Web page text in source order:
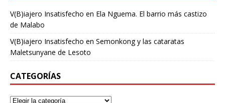
V(B)iajero Insatisfecho en Ela Nguema. El barrio más castizo
de Malabo
V(B)iajero Insatisfecho en Semonkong y las cataratas
Maletsunyane de Lesoto
CATEGORÍAS